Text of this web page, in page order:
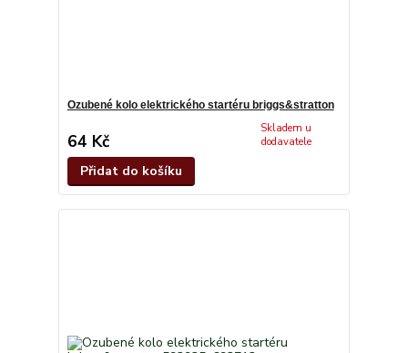
Ozubené kolo elektrického startéru briggs&stratton
64 Kč
Skladem u
dodavatele
Přidat do košíku